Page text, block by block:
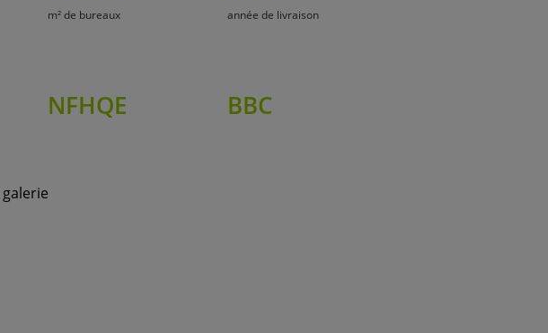
m² de bureaux année de livraison
NFHQE BBC